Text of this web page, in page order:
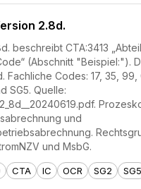
2.8d.
beschreibt CTA:3413
(Abschnitt "Beispiel:").
Fachliche Codes: 17, 35, 99,
SG5. Quelle:
und
und MsbG.
CTA IC OCR SG2 SG5